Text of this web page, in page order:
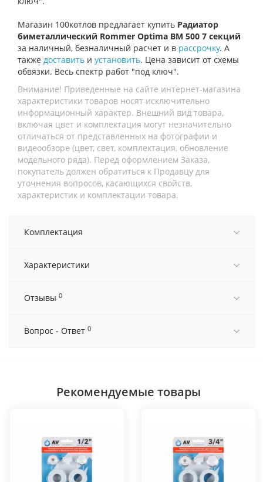
Магазин 100котлов предлагает купить Радиатор
биметаллический Rommer Optima BM 500 7 секций
за наличный, безналичный расчет и в рассрочку. А
также доставить и установить. Цена зависит от схемы
обвязки. Весь спектр работ "под ключ".
Внимание! Приведенные на сайте интернет-магазина
характеристики товаров носят исключительно
информационный характер. Внешний вид товара,
включая цвет и комплектация могут незначительно
отличаться от представленных на фотографии и
видеообзоре (цвет, свет, комплектация, обновление
модельного ряда). Перед оформлением Заказа,
покупатель должен обратиться к Продавцу для
уточнения вопросов, касающихся свойств,
характеристик и комплектации товара.
Комплектация
Характеристики
Отзывы 0
Вопрос - Ответ 0
Рекомендуемые товары